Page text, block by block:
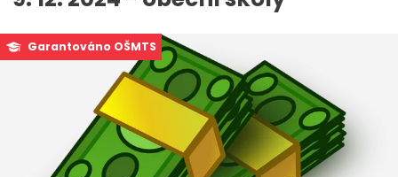
Garantováno OŠMTS